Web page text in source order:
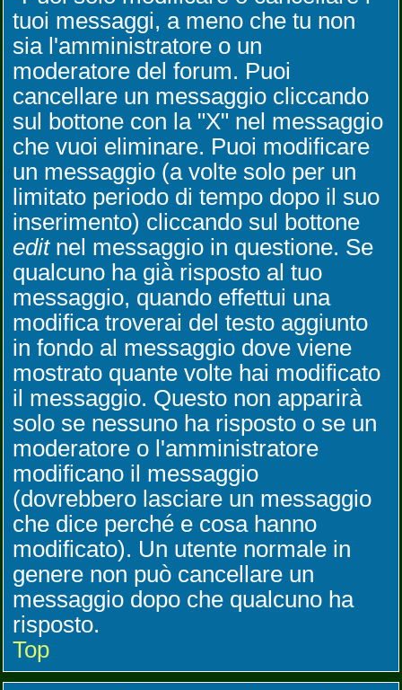
tuoi messaggi, a meno che tu non
sia l'amministratore o un
moderatore del forum. Puoi
cancellare un messaggio cliccando
sul bottone con la "X" nel messaggio
che vuoi eliminare. Puoi modificare
un messaggio (a volte solo per un
limitato periodo di tempo dopo il suo
inserimento) cliccando sul bottone
editnel messaggio in questione. Se
qualcuno ha già risposto al tuo
messaggio, quando effettui una
modifica troverai del testo aggiunto
in fondo al messaggio dove viene
mostrato quante volte hai modificato
il messaggio. Questo non apparirà
solo se nessuno ha risposto o se un
moderatore o l'amministratore
modificano il messaggio
(dovrebbero lasciare un messaggio
che dice perché e cosa hanno
modificato). Un utente normale in
genere non può cancellare un
messaggio dopo che qualcuno ha
risposto.
Top